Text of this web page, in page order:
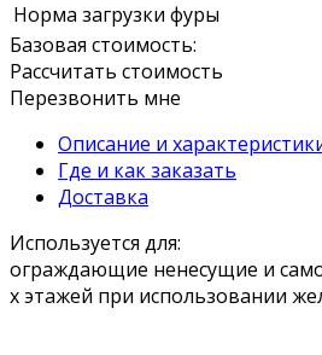
Норма загрузки фуры
Базовая стоимость:
Рассчитать стоимость
Перезвонить мне
Описание и
Где и как заказать
Доставка
Используется для:
ограждающие ненесущие и
х этажей при использовании